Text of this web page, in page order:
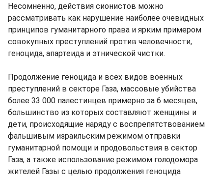
Несомненно, действия сионистов можно
рассматривать как нарушение наиболее очевидных
принципов гуманитарного права и ярким примером
совокупных преступлений против человечности,
геноцида, апартеида и этнической чистки.
Продолжение геноцида и всех видов военных
преступлений в секторе Газа, массовые убийства
более 33 000 палестинцев примерно за 6 месяцев,
большинство из которых составляют женщины и
дети, происходящие наряду с воспрепятствованием
фальшивым израильским режимом отправки
гуманитарной помощи и продовольствия в сектор
Газа, а также использование режимом голодомора
жителей Газы с целью продолжения геноцида